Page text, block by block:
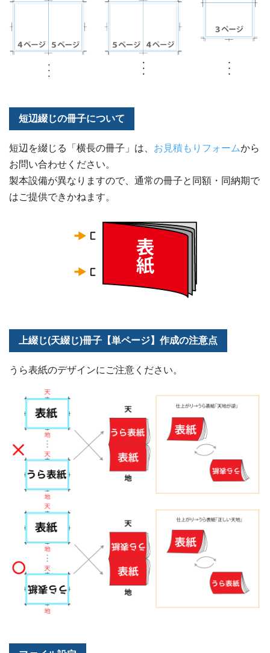
短辺綴じの冊子について
短辺を綴じる「横長の冊子」は、 お見積もりフォームから
お問い合わせください。
製本設備が異なりますので、通常の冊子と同額・同納期で
はご提供できかねます。
上綴じ(天綴じ)冊子【単ページ】作成の注意点
うら表紙のデザインにご注意ください。